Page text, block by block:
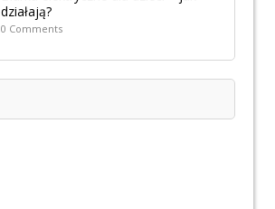
działają?
0 Comments